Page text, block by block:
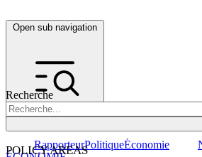
Open sub navigation
Recherche
POLICY AREAS
RapporteurPolitiqueÉconomie